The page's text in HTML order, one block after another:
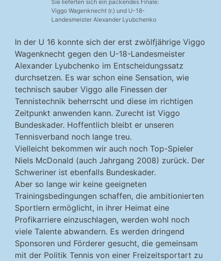
Sie lieferten sich ein packendes Finale:
Viggo Wagenknecht (r.) und U-18-
Landesmeister Alexander Lyubchenko
In der U 16 konnte sich der erst zwölfjährige Viggo
Wagenknecht gegen den U-18-Landesmeister
Alexander Lyubchenko im Entscheidungssatz
durchsetzen. Es war schon eine Sensation, wie
technisch sauber Viggo alle Finessen der
Tennistechnik beherrscht und diese im richtigen
Zeitpunkt anwenden kann. Zurecht ist Viggo
Bundeskader. Hoffentlich bleibt er unseren
Tennisverband noch lange treu.
Vielleicht bekommen wir auch noch Top-Spieler
Niels McDonald (auch Jahrgang 2008) zurück. Der
Schweriner ist ebenfalls Bundeskader.
Aber so lange wir keine geeigneten
Trainingsbedingungen schaffen, die ambitionierten
Sportlern ermöglicht, in ihrer Heimat eine
Profikarriere einzuschlagen, werden wohl noch
viele Talente abwandern. Es werden dringend
Sponsoren und Förderer gesucht, die gemeinsam
mit der Politik Tennis von einer Freizeitsportart zu